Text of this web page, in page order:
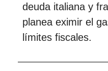
deuda italiana y
planea eximir el
límites fiscales.